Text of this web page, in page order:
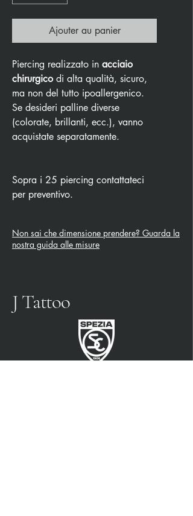
Ajouter au panier
Piercing realizzato in acciaio
chirurgico di alta qualità, sicuro,
ma non del tutto ipoallergenico.
Se desideri palline diverse
(colorate, brillanti, ecc.), vanno
acquistate separatamente.
Sopra i 25 piercing contattateci
per preventivo.
Non sai che dimensione prendere? Guarda la
nostra guida alle misure
J Tattoo